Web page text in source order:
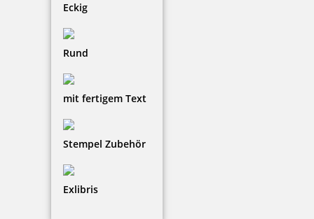
Eckig
Rund
mit fertigem Text
Stempel Zubehör
Exlibris
Jetzt gestalten